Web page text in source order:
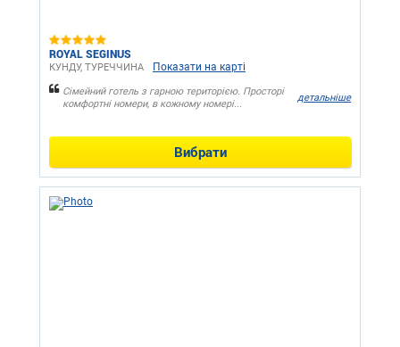
ROYAL SEGINUS
КУНДУ, ТУРЕЧЧИНА Показати на карті
Сімейний готель з гарною територією. Просторі
комфортні номери, в кожному номері...
детальніше
Вибрати